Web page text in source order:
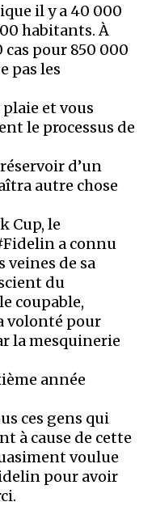
il y a 40 000
habitants. À
pour 850 000
pas les
et vous
le processus de
d’un
autre chose
Cup, le
a connu
veines de sa
du
coupable,
volonté pour
la mesquinerie
année
ces gens qui
à cause de cette
voulue
pour avoir